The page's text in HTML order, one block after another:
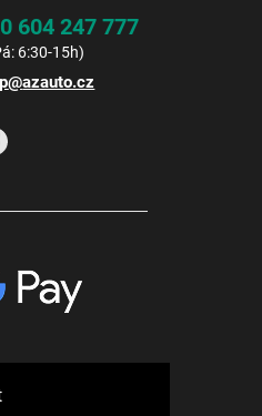
604 247 777
@azauto.cz